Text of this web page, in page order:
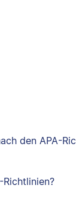
den APA-